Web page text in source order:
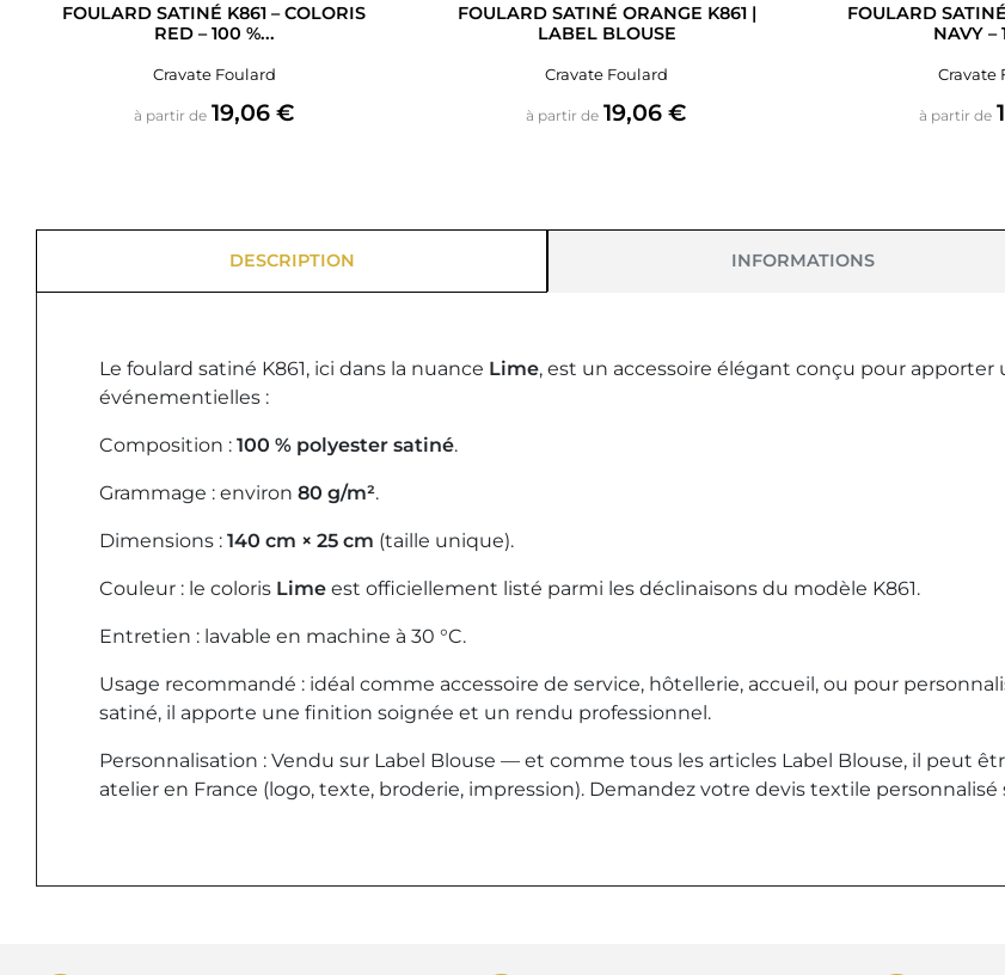
FOULARD SATINÉ K861 – COLORIS
RED – 100 %...
Cravate Foulard
à partir de Prix
19,06 €
FOULARD SATINÉ ORANGE K861 |
LABEL BLOUSE
Cravate Foulard
à partir de Prix
19,06 €
FOULARD
NAVY –
Cravate
à partir de
DESCRIPTION INFORMATIONS
Le foulard satiné K861, ici dans la nuance Lime, est un accessoire élégant conçu pour
événementielles :
Composition : 100 % polyester satiné.
Grammage : environ 80 g/m².
Dimensions : 140 cm × 25 cm (taille unique).
Couleur : le coloris Lime est officiellement listé parmi les déclinaisons du modèle K861.
Entretien : lavable en machine à 30 °C.
Usage recommandé : idéal comme accessoire de service, hôtellerie, accueil, ou pour
satiné, il apporte une finition soignée et un rendu professionnel.
Personnalisation : Vendu sur Label Blouse — et comme tous les articles Label Blouse, il peut
atelier en France (logo, texte, broderie, impression). Demandez votre devis textile